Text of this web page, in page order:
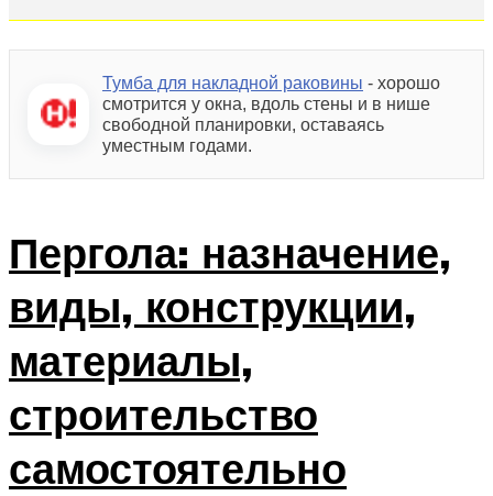
Тумба для накладной раковины - хорошо
смотрится у окна, вдоль стены и в нише
свободной планировки, оставаясь
уместным годами.
Пергола: назначение,
виды, конструкции,
материалы,
строительство
самостоятельно